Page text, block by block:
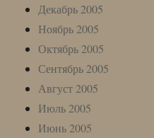
Декабрь 2005
Ноябрь 2005
Октябрь 2005
Сентябрь 2005
Август 2005
Июль 2005
Июнь 2005